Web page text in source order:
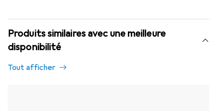
Produits similaires avec une meilleure
disponibilité
Tout afficher